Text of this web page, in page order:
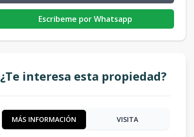
Escribeme por Whatsapp
¿Te interesa esta propiedad?
MÁS INFORMACIÓN VISITA